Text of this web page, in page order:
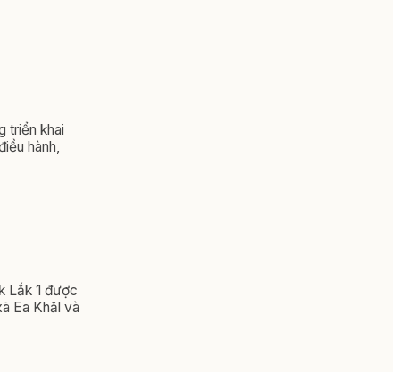
triển khai
hành,
Lắk 1 được
Ea Khăl và